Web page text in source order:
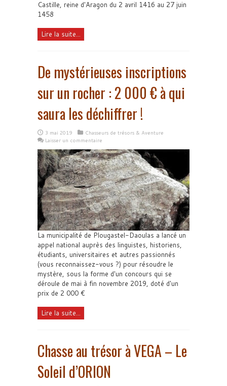
Castille, reine d'Aragon du 2 avril 1416 au 27 juin
1458
Lire la suite...
De mystérieuses inscriptions
sur un rocher : 2 000 € à qui
saura les déchiffrer !
3 mai 2019
Chasseurs de trésors & Aventure
Laisser un commentaire
La municipalité de Plougastel-Daoulas a lancé un
appel national auprès des linguistes, historiens,
étudiants, universitaires et autres passionnés
(vous reconnaissez-vous ?) pour résoudre le
mystère, sous la forme d'un concours qui se
déroule de mai à fin novembre 2019, doté d'un
prix de 2 000 €
Lire la suite...
Chasse au trésor à VEGA – Le
Soleil d’ORION